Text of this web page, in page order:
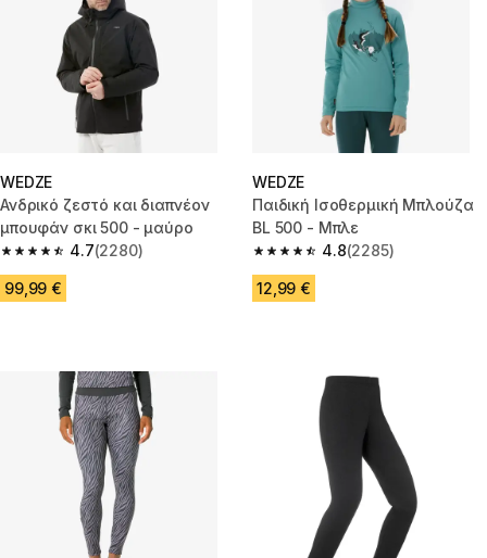
WEDZE
Ανδρικό ζεστό και διαπνέον
μπουφάν σκι 500 - μαύρο
4.7
4.7 out of 5 stars from 2280 reviews
(2280)
99,99 €
WEDZE
Παιδική Ισοθερμική Μπλούζα
BL 500 - Μπλε
4.8
4.8 out of 5 stars from 2285
(2285)
12,99 €